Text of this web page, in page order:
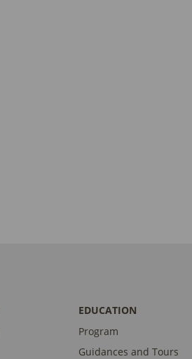
EDUCATION
Program
Guidances and Tours